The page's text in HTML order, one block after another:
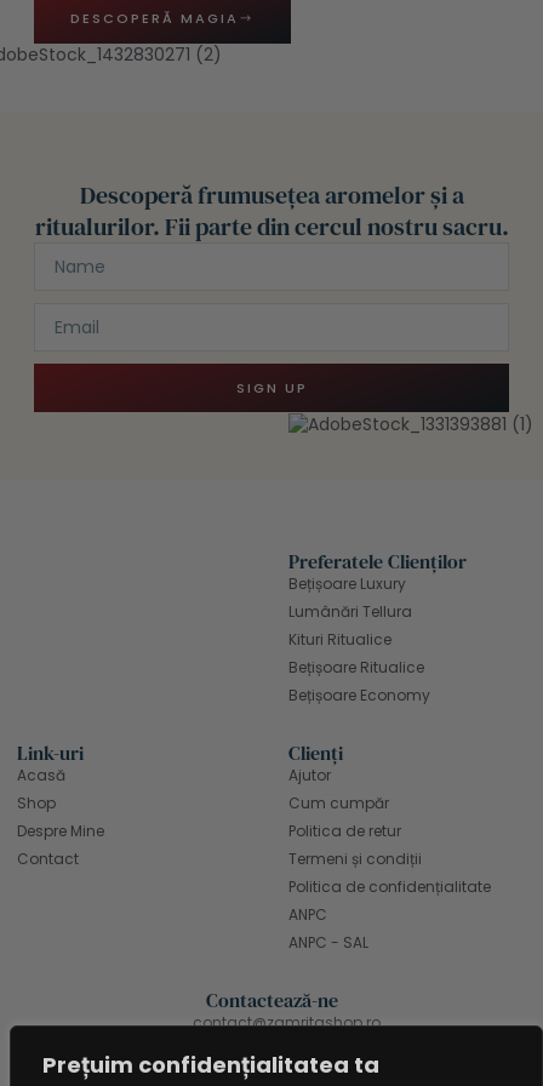
Prețuim confidențialitatea ta
DESCOPERĂ MAGIA
Descoperă frumusețea aromelor și a
ritualurilor. Fii parte din cercul nostru sacru.
SIGN UP
Preferatele Clienților
Bețișoare Luxury
Lumânări Tellura
Kituri Ritualice
Bețișoare Ritualice
Bețișoare Economy
Link-uri
Acasă
Shop
Despre Mine
Contact
Clienți
Ajutor
Cum cumpăr
Politica de retur
Termeni și condiții
Politica de confidențialitate
ANPC
ANPC - SAL
Contactează-ne
contact@zamritashop.ro
+40 771 666 898